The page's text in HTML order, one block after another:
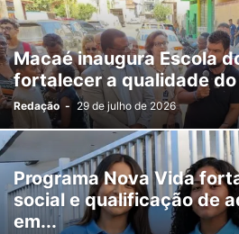
MOBILIDADE URBANA PANORAMA
POLICIAL POLÍTICA SAÚDE
TECNOLOGIA
Macaé inaugura Escola
fortalecer a qualidade
Redação - 29 de julho de 2026
Programa Nova Vida
social e qualificação de
em...